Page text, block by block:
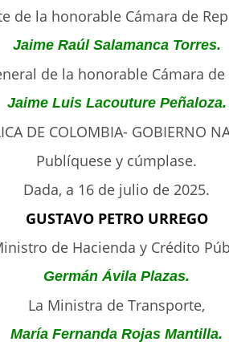
de la honorable Cámara de
Jaime Raúl Salamanca Torres.
de la honorable Cámara
Jaime Luis Lacouture Peñaloza.
DE COLOMBIA- GOBIERNO
Publíquese y cúmplase.
Dada, a 16 de julio de 2025.
GUSTAVO PETRO URREGO
de Hacienda y Crédito
Germán Ávila Plazas.
La Ministra de Transporte,
María Fernanda Rojas Mantilla.